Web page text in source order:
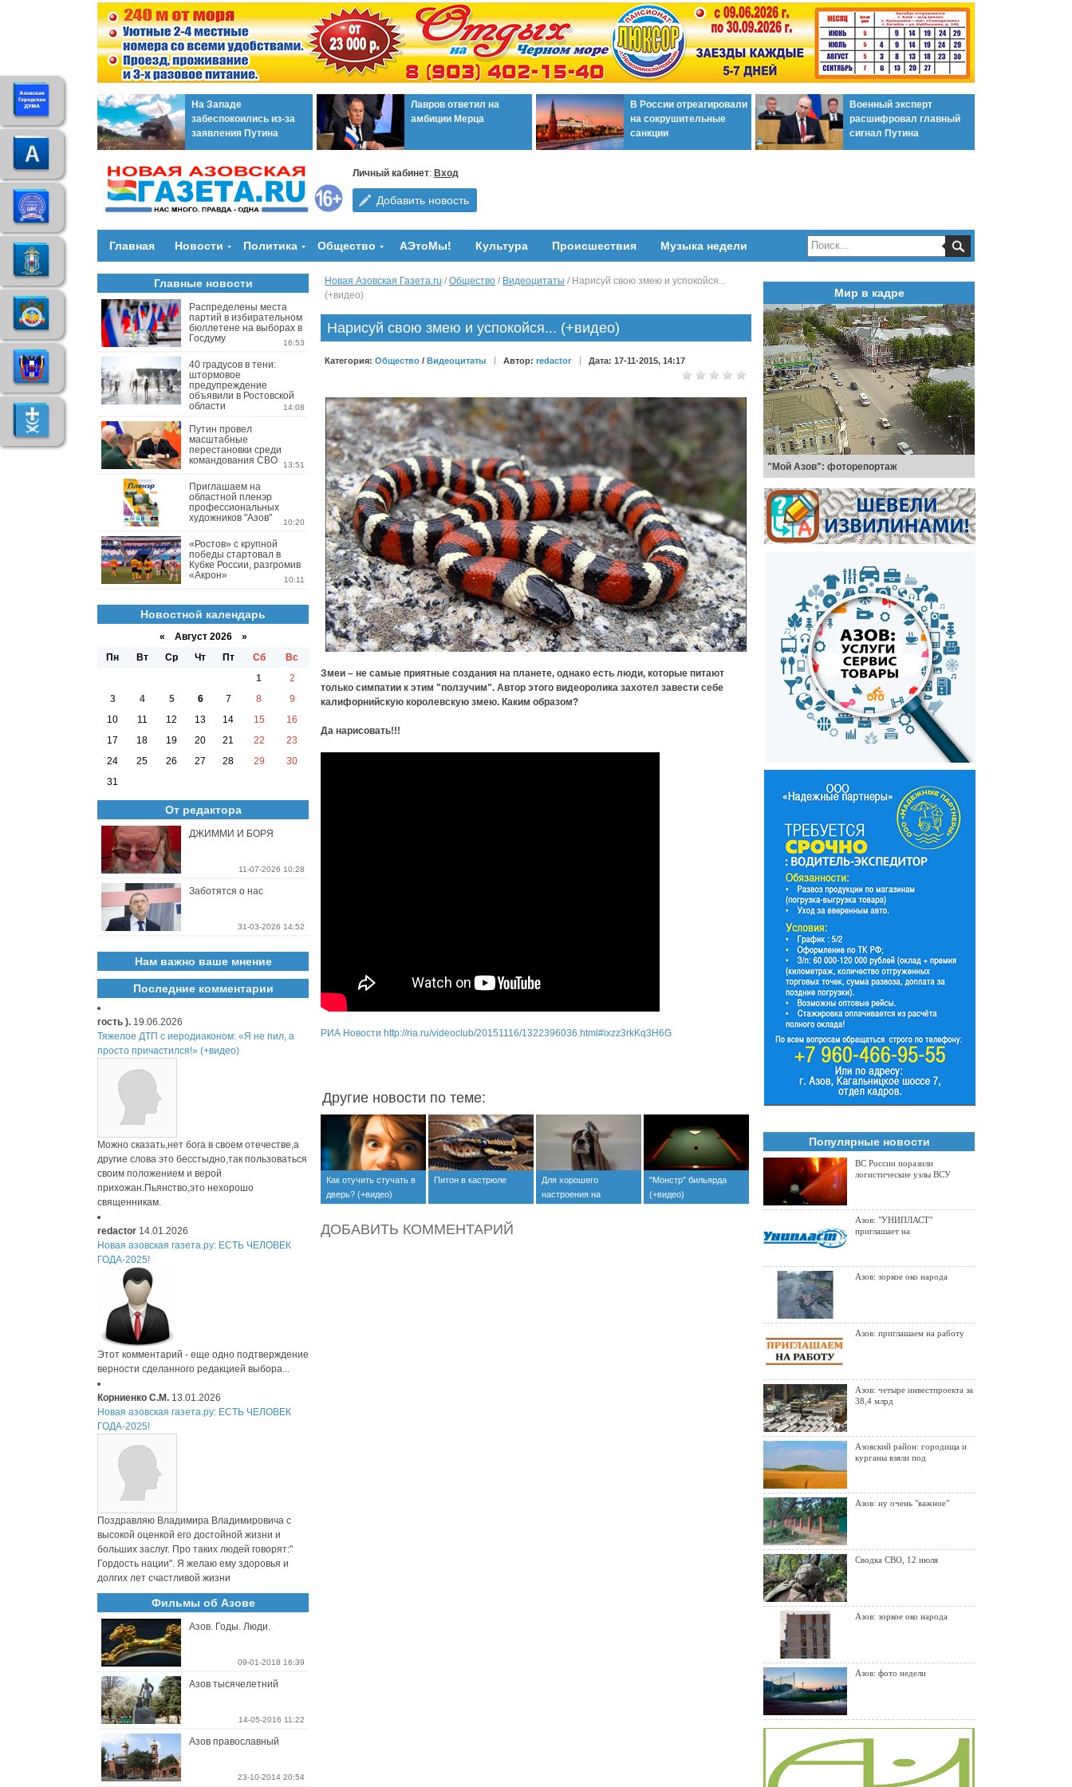
На Западе
забеспокоились из-за
заявления Путина
Лавров ответил на
амбиции Мерца
В России отреагировали
на сокрушительные
санкции
Военный эксперт
расшифровал главный
сигнал Путина
Личный кабинет: Вход
Добавить новость
Главная Новости Политика Общество АЭтоМы! Культура Происшествия Музыка недели
Новая Азовская Газета.ru / Общество / Видеоцитаты / Нарисуй свою змею и успокойся...
(+видео)
Нарисуй свою змею и успокойся... (+видео)
Категория: Общество / Видеоцитаты Автор: redactor Дата: 17-11-2015, 14:17
Змеи – не самые приятные создания на планете, однако есть люди, которые питают
только симпатии к этим "ползучим". Автор этого видеоролика захотел завести себе
калифорнийскую королевскую змею. Каким образом?
Да нарисовать!!!
РИА Новости http://ria.ru/videoclub/20151116/1322396036.html#ixzz3rkKq3H6G
Другие новости по теме:
Как отучить стучать в
дверь? (+видео)
Питон в кастрюле
Для хорошего
настроения на
"Монстр" бильярда
(+видео)
ДОБАВИТЬ КОММЕНТАРИЙ
Главные новости
Распределены места
партий в избирательном
бюллетене на выборах в
Госдуму
16:53
40 градусов в тени:
штормовое
предупреждение
объявили в Ростовской
области
14:08
Путин провел
масштабные
перестановки среди
командования СВО
13:51
Приглашаем на
областной пленэр
профессиональных
художников "Азов"
10:20
«Ростов» с крупной
победы стартовал в
Кубке России, разгромив
«Акрон»
10:11
Новостной календарь
« Август 2026 »
Пн
Вт Ср Чт Пт Сб
Вс
1
2
3
4 5 6 7 8
9
10
11 12 13 14 15
16
17
18 19 20 21 22
23
24
25 26 27 28 29
30
31
От редактора
ДЖИММИ И БОРЯ
11-07-2026 10:28
Заботятся о нас
31-03-2026 14:52
Нам важно ваше мнение
Последние комментарии
гость ). 19.06.2026
Тяжелое ДТП с иеродиаконом: «Я не пил, а
просто причастился!» (+видео)
Можно сказать,нет бога в своем отечестве,а
другие слова это бесстыдно,так пользоваться
своим положением и верой
прихожан.Пьянство,это нехорошо
священникам.
redactor 14.01.2026
Новая азовская газета.ру: ЕСТЬ ЧЕЛОВЕК
ГОДА-2025!
Этот комментарий - еще одно подтверждение
верности сделанного редакцией выбора...
Корниенко С.М. 13.01.2026
Новая азовская газета.ру: ЕСТЬ ЧЕЛОВЕК
ГОДА-2025!
Поздравляю Владимира Владимировича с
высокой оценкой его достойной жизни и
больших заслуг. Про таких людей говорят:"
Гордость нации". Я желаю ему здоровья и
долгих лет счастливой жизни
Фильмы об Азове
Азов. Годы. Люди.
09-01-2018 16:39
Азов тысячелетний
14-05-2016 11:22
Азов православный
23-10-2014 20:54
Мир в кадре
"Мой Азов": фоторепортаж
Популярные новости
ВС России поразили
логистические узлы ВСУ
Азов: "УНИПЛАСТ"
приглашает на
Азов: зоркое око народа
Азов: приглашаем на работу
Азов: четыре инвестпроекта за
38,4 млрд
Азовский район: городища и
курганы взяли под
Азов: ну очень "важное"
Сводка СВО, 12 июля
Азов: зоркое око народа
Азов: фото недели